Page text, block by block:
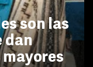
son las
dan